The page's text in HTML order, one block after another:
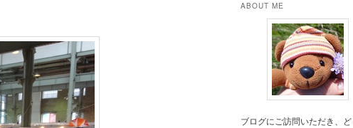
ABOUT ME
ブログにご訪問いただき、ど